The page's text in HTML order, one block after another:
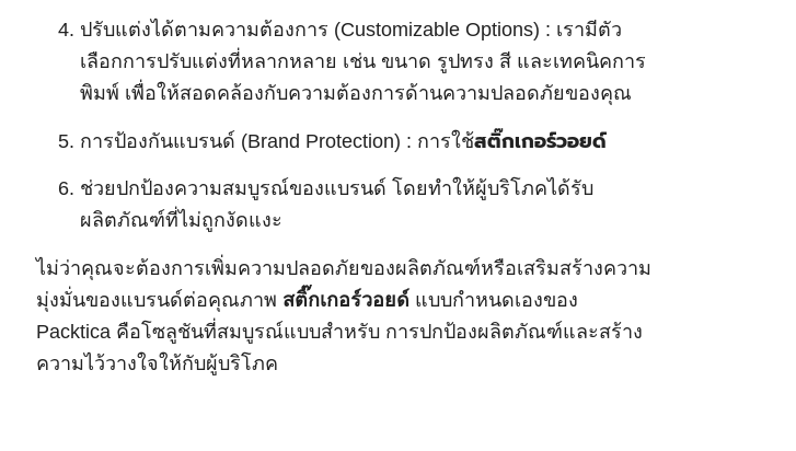
ปรับแต่งได้ตามความต้องการ (Customizable Options) : เรามีตัว
เลือกการปรับแต่งที่หลากหลาย เช่น ขนาด รูปทรง สี และเทคนิคการ
พิมพ์ เพื่อให้สอดคล้องกับความต้องการด้านความปลอดภัยของคุณ
การป้องกันแบรนด์ (Brand Protection) : การใช้สติ๊กเกอร์วอยด์
ช่วยปกป้องความสมบูรณ์ของแบรนด์ โดยทำให้ผู้บริโภคได้รับ
ผลิตภัณฑ์ที่ไม่ถูกงัดแงะ
ไม่ว่าคุณจะต้องการเพิ่มความปลอดภัยของผลิตภัณฑ์หรือเสริมสร้างความ
มุ่งมั่นของแบรนด์ต่อคุณภาพ สติ๊กเกอร์วอยด์ แบบกำหนดเองของ
Packtica คือโซลูชันที่สมบูรณ์แบบสำหรับ การปกป้องผลิตภัณฑ์และสร้าง
ความไว้วางใจให้กับผู้บริโภค